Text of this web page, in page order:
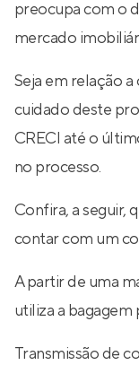
preocupa com o
mercado
Seja em relação
cuidado deste
CRECI até o
no processo.
Confira, a seguir,
contar com um
A partir de uma
utiliza a
Transmissão de